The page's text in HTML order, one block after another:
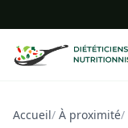
Accueil/ À proximité/